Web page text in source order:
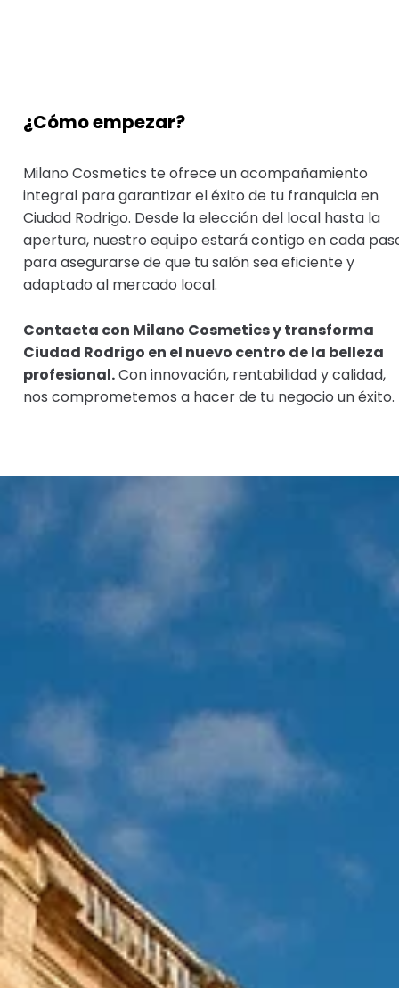
¿Cómo empezar?
Milano Cosmetics te ofrece un acompañamiento
integral para garantizar el éxito de tu franquicia en
Ciudad Rodrigo. Desde la elección del local hasta la
apertura, nuestro equipo estará contigo en cada
para asegurarse de que tu salón sea eficiente y
adaptado al mercado local.
Contacta con Milano Cosmetics y transforma
Ciudad Rodrigo en el nuevo centro de la belleza
profesional.Con innovación, rentabilidad y calidad,
nos comprometemos a hacer de tu negocio un éxito.